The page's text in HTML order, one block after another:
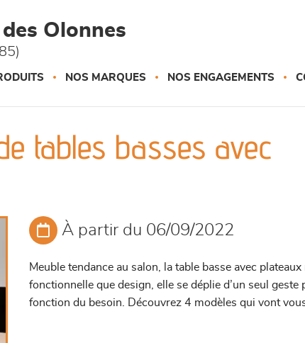
Olonnes
NOS MARQUES NOS ENGAGEMENTS
tables basses avec
À partir du 06/09/2022
Meuble tendance au salon, la table basse avec
fonctionnelle que design, elle se déplie d’un seul
fonction du besoin. Découvrez 4 modèles qui vont